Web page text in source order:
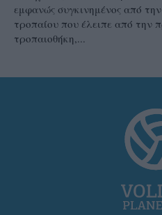
εμφανώς συγκινημένος από
τροπαίου που έλειπε από την
τροπαιοθήκη,...